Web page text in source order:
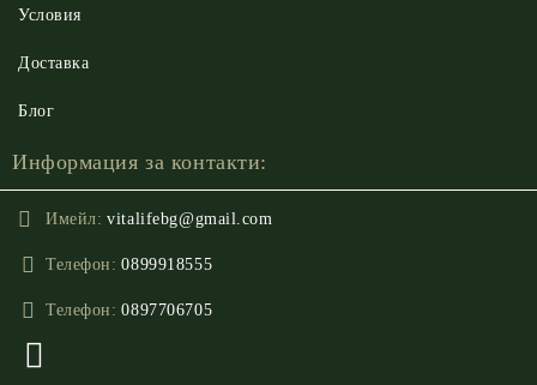
Условия
Доставка
Блог
Информация за контакти:
Имейл: vitalifebg@gmail.com
Телефон: 0899918555
Телефон: 0897706705